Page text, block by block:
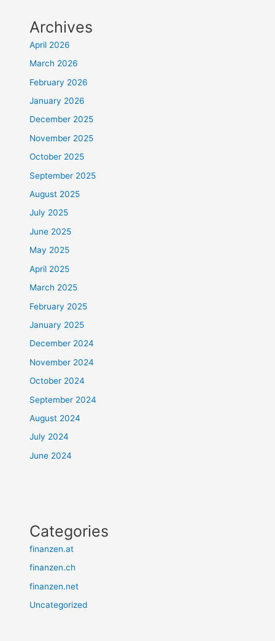
Archives
April 2026
March 2026
February 2026
January 2026
December 2025
November 2025
October 2025
September 2025
August 2025
July 2025
June 2025
May 2025
April 2025
March 2025
February 2025
January 2025
December 2024
November 2024
October 2024
September 2024
August 2024
July 2024
June 2024
Categories
finanzen.at
finanzen.ch
finanzen.net
Uncategorized